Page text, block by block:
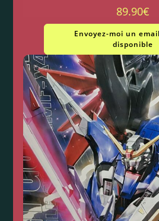
89.90€
Envoyez-moi un
disponible